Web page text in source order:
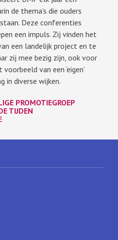
de thema’s die ouders
Deze conferenties
een impuls. Zij vinden het
een landelijk project en te
zij mee bezig zijn, ook voor
van een ‘eigen’
in diverse wijken.
PROMOTIEGROEP
TIJDEN